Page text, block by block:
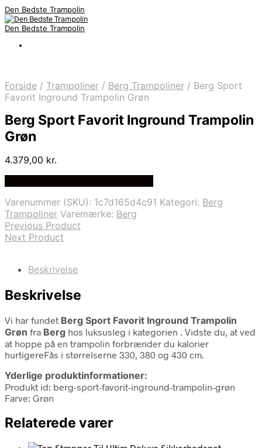
Den Bedste Trampolin
Den Bedste Trampolin
Forside / Trampoliner / Berg Trampoliner / Berg Sport
Favorit Inground Trampolin Grøn
Berg Sport Favorit Inground Trampolin
Grøn
4.379,00 kr.
Varenummer (SKU): 1c7d165d4c91 Kategori: Berg
Trampoliner Varemærke: Berg
Previous Product
Next Product
Beskrivelse
Beskrivelse
Vi har fundet Berg Sport Favorit Inground Trampolin
Grøn fra Berg hos luksusleg i kategorien . Vidste du, at ved
at hoppe på en trampolin forbrænder du kalorier
hurtigereFås i størrelserne 330, 380 og 430 cm.
Yderlige produktinformationer:
Produkt id: berg-sport-favorit-inground-trampolin-grøn
Farve: Grøn
Relaterede varer